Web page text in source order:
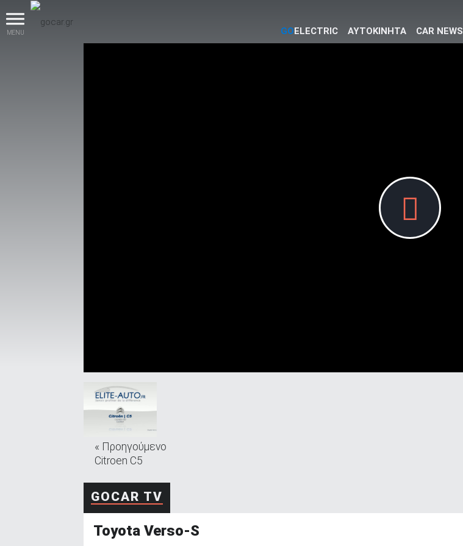
MENU GOELECTRIC ΑΥΤΟΚΙΝΗΤΑ CAR NEWS
« Προηγούμενο
Citroen C5
GOCAR TV
Toyota Verso-S